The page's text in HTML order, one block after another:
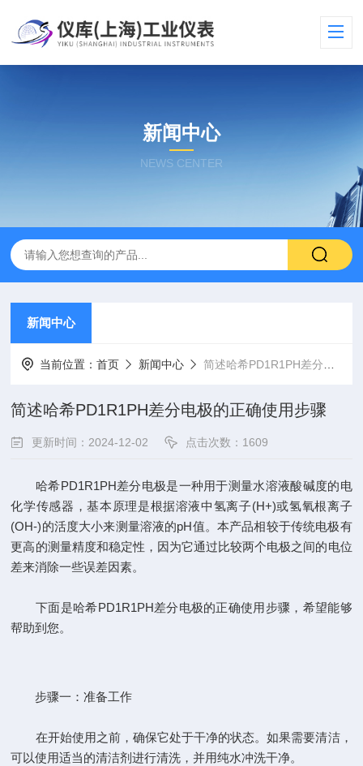
新闻中心
NEWS CENTER
新闻中心
当前位置：首页 新闻中心 简述哈希PD1R1PH差分电极的正确使用步骤
简述哈希PD1R1PH差分电极的正确使用步骤
更新时间：2024-12-02 点击次数：1609
哈希PD1R1PH差分电极是一种用于测量水溶液酸碱度的电
化学传感器，基本原理是根据溶液中氢离子(H+)或氢氧根离子
(OH-)的活度大小来测量溶液的pH值。本产品相较于传统电极有
更高的测量精度和稳定性，因为它通过比较两个电极之间的电位
差来消除一些误差因素。
下面是哈希PD1R1PH差分电极的正确使用步骤，希望能够
帮助到您。
步骤一：准备工作
在开始使用之前，确保它处于干净的状态。如果需要清洁，
可以使用适当的清洁剂进行清洗，并用纯水冲洗干净。